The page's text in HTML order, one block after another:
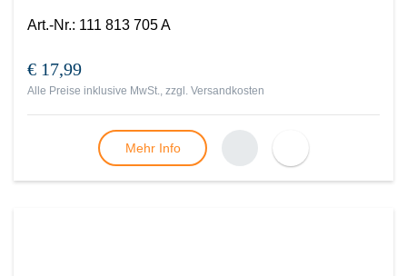
Art.-Nr.: 111 813 705 A
€ 17,99
Alle Preise inklusive MwSt., zzgl. Versandkosten
Mehr Info